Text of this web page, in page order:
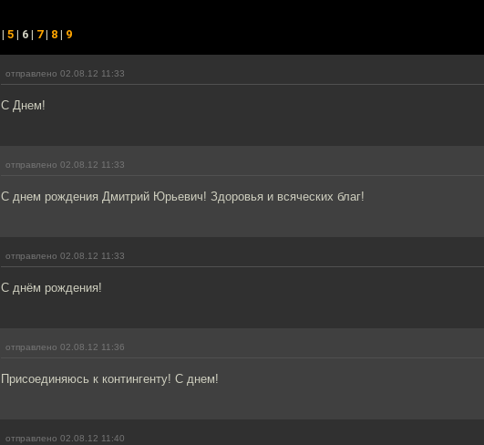
| 5 | 6 | 7| 8 | 9
отправлено 02.08.12 11:33
С Днем!
отправлено 02.08.12 11:33
С днем рождения Дмитрий Юрьевич! Здоровья и всяческих благ!
отправлено 02.08.12 11:33
С днём рождения!
отправлено 02.08.12 11:36
Присоединяюсь к контингенту! С днем!
отправлено 02.08.12 11:40